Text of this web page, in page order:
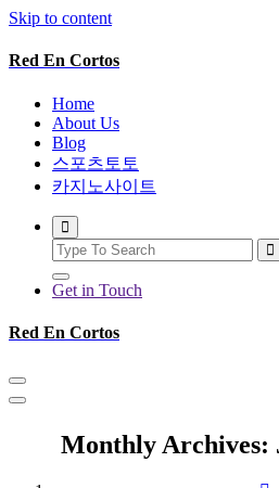
Skip to content
Red En Cortos
Home
About Us
Blog
스포츠토토
카지노사이트
Get in Touch
Red En Cortos
Monthly Archives: